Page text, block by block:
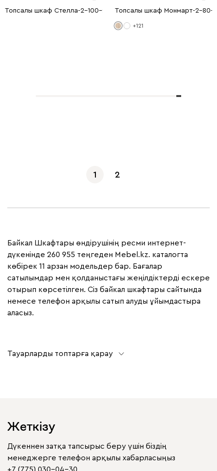
Топсалы шкаф Стелла-2-100-220 АқТопсалы шкаф Монмарт-2-80-
+121
1 2
Байкал Шкафтары өндірушінің ресми интернет-
дүкенінде 260 955 теңгеден Mebel.kz. каталогта
көбірек 11 арзан модельдер бар. Бағалар
сатылымдар мен қолданыстағы жеңілдіктерді ескере
отырып көрсетілген. Сіз байкал шкафтары сайтында
немесе телефон арқылы сатып алуды ұйымдастыра
аласыз.
Тауарларды топтарға қарау
Жеткізу
Дүкеннен затқа тапсырыс беру үшін біздің
менеджерге телефон арқылы хабарласыңыз